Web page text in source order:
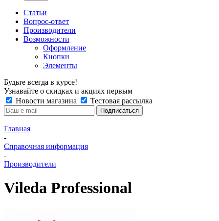
Статьи
Вопрос-ответ
Производители
Возможности
Оформление
Кнопки
Элементы
Будьте всегда в курсе!
Узнавайте о скидках и акциях первым
Новости магазина
Тестовая рассылка
Главная
-
Справочная информация
-
Производители
Vileda Professional